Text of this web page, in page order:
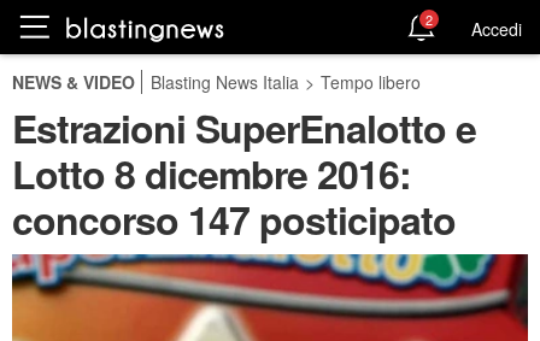
2 Accedi
NEWS & VIDEO Blasting News Italia > Tempo libero
Estrazioni SuperEnalotto e
Lotto 8 dicembre 2016:
concorso 147 posticipato